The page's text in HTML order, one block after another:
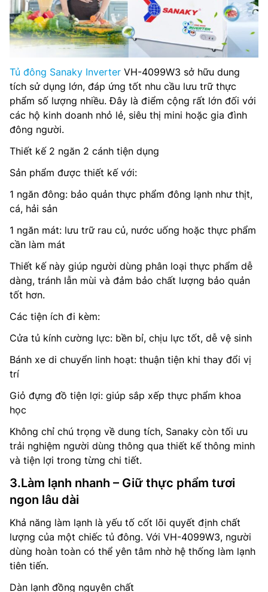
Tủ đông Sanaky Inverter VH-4099W3 sở hữu dung
tích sử dụng lớn, đáp ứng tốt nhu cầu lưu trữ thực
phẩm số lượng nhiều. Đây là điểm cộng rất lớn đối với
các hộ kinh doanh nhỏ lẻ, siêu thị mini hoặc gia đình
đông người.
Thiết kế 2 ngăn 2 cánh tiện dụng
Sản phẩm được thiết kế với:
1 ngăn đông: bảo quản thực phẩm đông lạnh như thịt,
cá, hải sản
1 ngăn mát: lưu trữ rau củ, nước uống hoặc thực phẩm
cần làm mát
Thiết kế này giúp người dùng phân loại thực phẩm dễ
dàng, tránh lẫn mùi và đảm bảo chất lượng bảo quản
tốt hơn.
Các tiện ích đi kèm:
Cửa tủ kính cường lực: bền bỉ, chịu lực tốt, dễ vệ sinh
Bánh xe di chuyển linh hoạt: thuận tiện khi thay đổi vị
trí
Giỏ đựng đồ tiện lợi: giúp sắp xếp thực phẩm khoa
học
Không chỉ chú trọng về dung tích, Sanaky còn tối ưu
trải nghiệm người dùng thông qua thiết kế thông minh
và tiện lợi trong từng chi tiết.
3.Làm lạnh nhanh – Giữ thực phẩm tươi
ngon lâu dài
Khả năng làm lạnh là yếu tố cốt lõi quyết định chất
lượng của một chiếc tủ đông. Với VH-4099W3, người
dùng hoàn toàn có thể yên tâm nhờ hệ thống làm lạnh
tiên tiến.
Dàn lạnh đồng nguyên chất